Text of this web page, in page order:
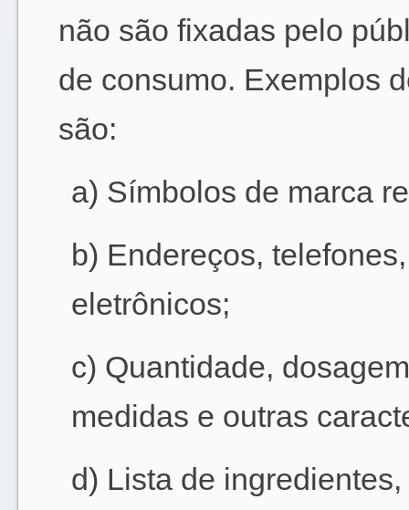
não são fixadas pelo
de consumo. Exemplos
são:
a) Símbolos de marca
b) Endereços,
eletrônicos;
c) Quantidade,
medidas e outras
d) Lista de